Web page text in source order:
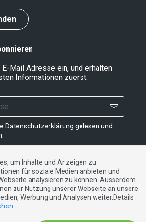
E-Mail Adresse ein, und erhalten
Informationen zuerst.
Datenschutzerklärung gelesen und
|Kontakt
um Inhalte und Anzeigen zu
für soziale Medien anbieten und
analysieren zu können. Ausserdem
zur Nutzung unserer Webseite an unsere
Werbung und Analysen weiter.Details